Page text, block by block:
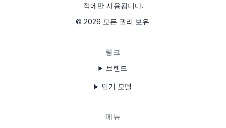
적에만 사용됩니다.
© 2026 모든 권리 보유.
링크
브랜드
인기 모델
메뉴